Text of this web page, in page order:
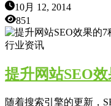
10月 12, 2014
851
行业资讯
提升网站SEO
随着搜索引擎的更新，